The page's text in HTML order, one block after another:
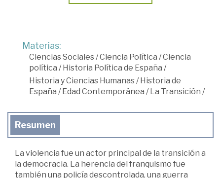
Materias:
Ciencias Sociales /Ciencia Política /Ciencia
política /Historia Política de España /
Historia y Ciencias Humanas /Historia de
España /Edad Contemporánea /La Transición /
Resumen
La violencia fue un actor principal de la transición a
la democracia. La herencia del franquismo fue
también una policía descontrolada, una guerra